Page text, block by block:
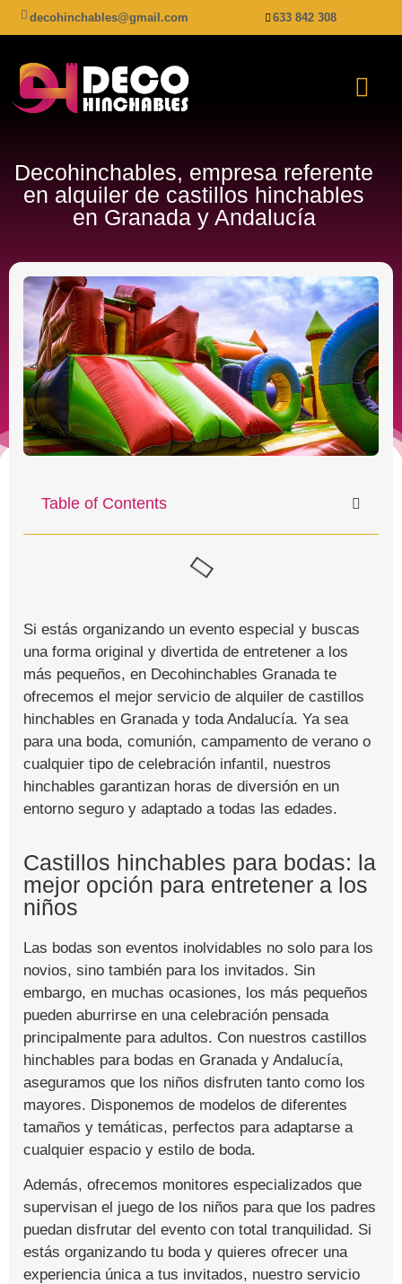
decohinchables@gmail.com 633 842 308
Decohinchables, empresa referente
en alquiler de castillos hinchables
en Granada y Andalucía
Table of Contents
Si estás organizando un evento especial y buscas
una forma original y divertida de entretener a los
más pequeños, en Decohinchables Granada te
ofrecemos el mejor servicio de alquiler de castillos
hinchables en Granada y toda Andalucía. Ya sea
para una boda, comunión, campamento de verano o
cualquier tipo de celebración infantil, nuestros
hinchables garantizan horas de diversión en un
entorno seguro y adaptado a todas las edades.
Castillos hinchables para bodas: la
mejor opción para entretener a los
niños
Las bodas son eventos inolvidables no solo para los
novios, sino también para los invitados. Sin
embargo, en muchas ocasiones, los más pequeños
pueden aburrirse en una celebración pensada
principalmente para adultos. Con nuestros castillos
hinchables para bodas en Granada y Andalucía,
aseguramos que los niños disfruten tanto como los
mayores. Disponemos de modelos de diferentes
tamaños y temáticas, perfectos para adaptarse a
cualquier espacio y estilo de boda.
Además, ofrecemos monitores especializados que
supervisan el juego de los niños para que los padres
puedan disfrutar del evento con total tranquilidad. Si
estás organizando tu boda y quieres ofrecer una
experiencia única a tus invitados, nuestro servicio